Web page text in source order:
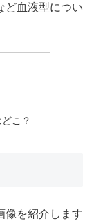
ど血液型につい
こ？
像を紹介します